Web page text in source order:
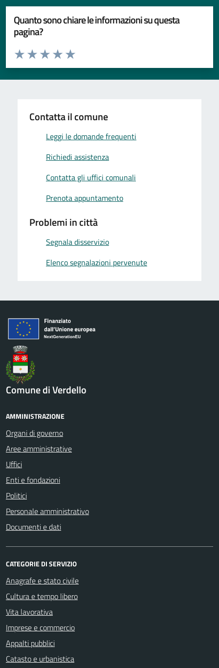
Quanto sono chiare le informazioni su questa
pagina?
Valuta da 1 a 5 stelle la pagina
Valuta 5 stelle su 5
Valuta 4 stelle su 5
Valuta 3 stelle su 5
Valuta 2 stelle su 5
Valuta 1 stelle su 5
Contatta il comune
Leggi le domande frequenti
Richiedi assistenza
Contatta gli uffici comunali
Prenota appuntamento
Problemi in città
Segnala disservizio
Elenco segnalazioni pervenute
Comune di Verdello
AMMINISTRAZIONE
Organi di governo
Aree amministrative
Uffici
Enti e fondazioni
Politici
Personale amministrativo
Documenti e dati
CATEGORIE DI SERVIZIO
Anagrafe e stato civile
Cultura e tempo libero
Vita lavorativa
Imprese e commercio
Appalti pubblici
Catasto e urbanistica